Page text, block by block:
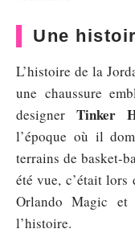
Une
L’histoire de la
une chaussure
designerTinker
l’époque où il
terrains de basket-
été vue, c’était lors
Orlando Magic et
l’histoire.